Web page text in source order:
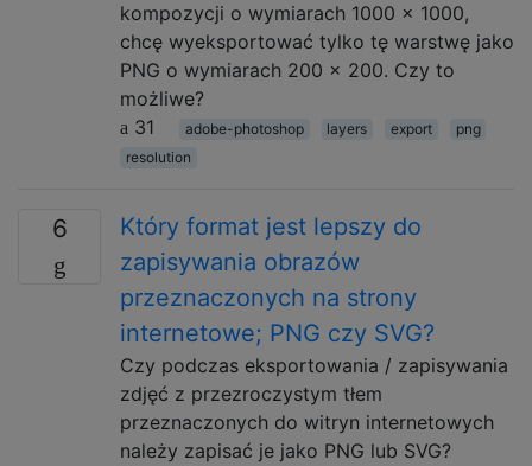
kompozycji o wymiarach 1000 × 1000,
chcę wyeksportować tylko tę warstwę jako
PNG o wymiarach 200 × 200. Czy to
możliwe?
31
adobe-photoshop layers export
png
resolution
6
Który format jest lepszy do
zapisywania obrazów
przeznaczonych na strony
internetowe; PNG czy SVG?
Czy podczas eksportowania / zapisywania
zdjęć z przezroczystym tłem
przeznaczonych do witryn internetowych
należy zapisać je jako PNG lub SVG?